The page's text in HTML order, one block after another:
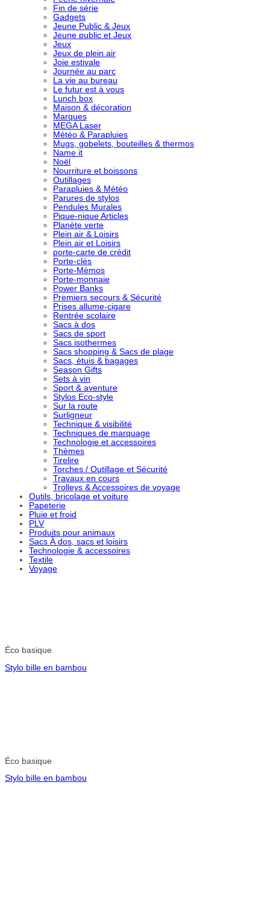
Fin de série
Gadgets
Jeune Public & Jeux
Jeune public et Jeux
Jeux
Jeux de plein air
Joie estivale
Journée au parc
La vie au bureau
Le futur est à vous
Lunch box
Maison & décoration
Marques
MEGA Laser
Météo & Parapluies
Mugs, gobelets, bouteilles & thermos
Name it
Noël
Nourriture et boissons
Outillages
Parapluies & Météo
Parures de stylos
Pendules Murales
Pique-nique Articles
Planète verte
Plein air & Loisirs
Plein air et Loisirs
porte-carte de crédit
Porte-clés
Porte-Mémos
Porte-monnaie
Power Banks
Premiers secours & Sécurité
Prises allume-cigare
Rentrée scolaire
Sacs à dos
Sacs de sport
Sacs isothermes
Sacs shopping & Sacs de plage
Sacs, étuis & bagages
Season Gifts
Sets à vin
Sport & aventure
Stylos Eco-style
Sur la route
Surligneur
Technique & visibilité
Techniques de marquage
Technologie et accessoires
Thèmes
Tirelire
Torches / Outillage et Sécurité
Travaux en cours
Trolleys & Accessoires de voyage
Outils, bricolage et voiture
Papeterie
Pluie et froid
PLV
Produits pour animaux
Sacs À dos, sacs et loisirs
Technologie & accessoires
Textile
Voyage
Éco basique
Stylo bille en bambou
Éco basique
Stylo bille en bambou